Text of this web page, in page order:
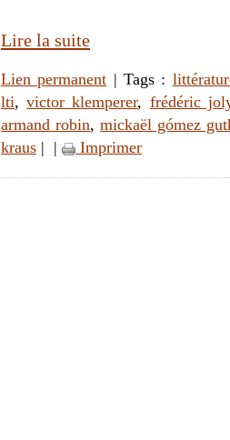
Lire la suite
Lien permanent | Tags :
lti,victor klemperer, frédéric
armand robin,mickaël gómez
kraus | | Imprimer